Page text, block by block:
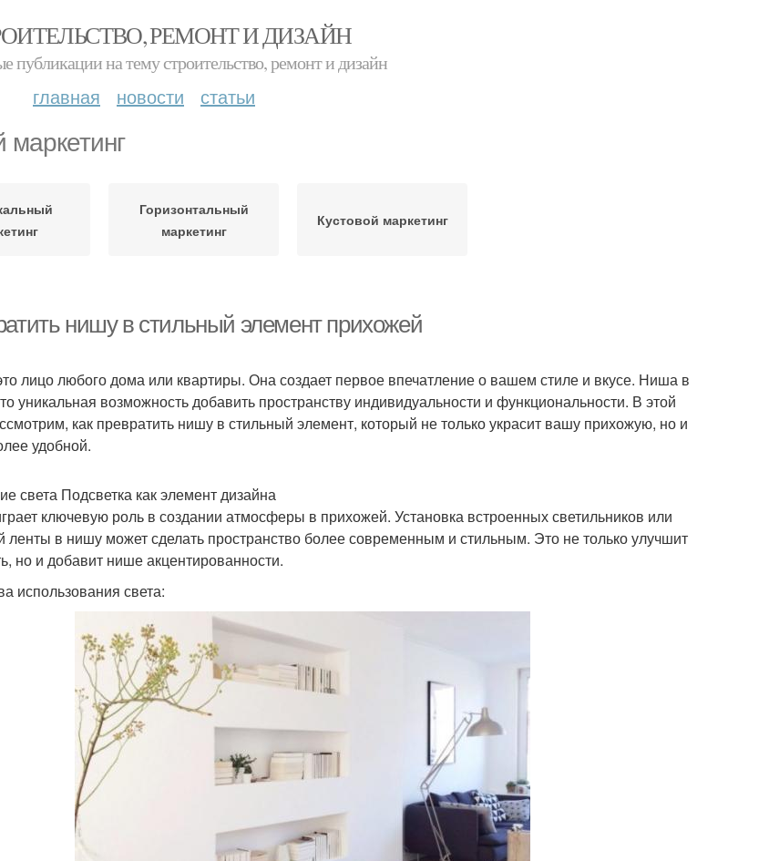
РЕМОНТ И ДИЗАЙН
публикации на тему строительство, ремонт и дизайн
главная новости статьи
маркетинг
Горизонтальный
маркетинг
Кустовой маркетинг
нишу в стильный элемент прихожей
лицо любого дома или квартиры. Она создает первое впечатление о вашем стиле и вкусе. Ниша в
уникальная возможность добавить пространству индивидуальности и функциональности. В этой
как превратить нишу в стильный элемент, который не только украсит вашу прихожую, но и
удобной.
света Подсветка как элемент дизайна
ключевую роль в создании атмосферы в прихожей. Установка встроенных светильников или
ленты в нишу может сделать пространство более современным и стильным. Это не только улучшит
но и добавит нише акцентированности.
использования света: